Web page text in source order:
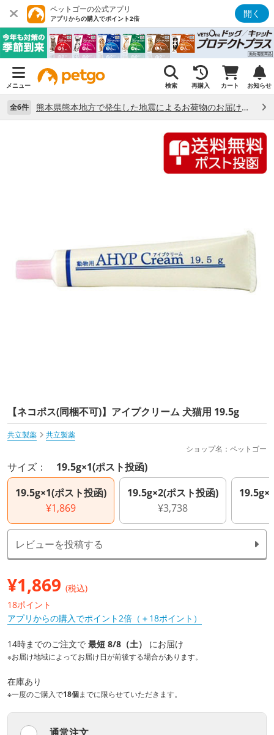
ペットゴーの公式アプリ
アプリからの購入でポイント2倍 開く
メニュー 検索 再購入 カート お知らせ
全6件 熊本県熊本地方で発生した地震によるお荷物のお届け状況について （7/28）
【ネコポス(同梱不可)】アイプクリーム 犬猫用 19.5g
共立製薬
共立製薬
ショップ名：ペットゴー
サイズ： 19.5g×1(ポスト投函)
19.5g×1(ポスト投函)
¥1,869
19.5g×2(ポスト投函)
¥3,738
レビューを投稿する
¥1,869 (税込)
18ポイント
アプリからの購入でポイント2倍（＋18ポイント）
14時までのご注文で 最短 8/8（土） にお届け
※お届け地域によってお届け日が前後する場合があります。
在庫あり
※一度のご購入で18個までに限らせていただきます。